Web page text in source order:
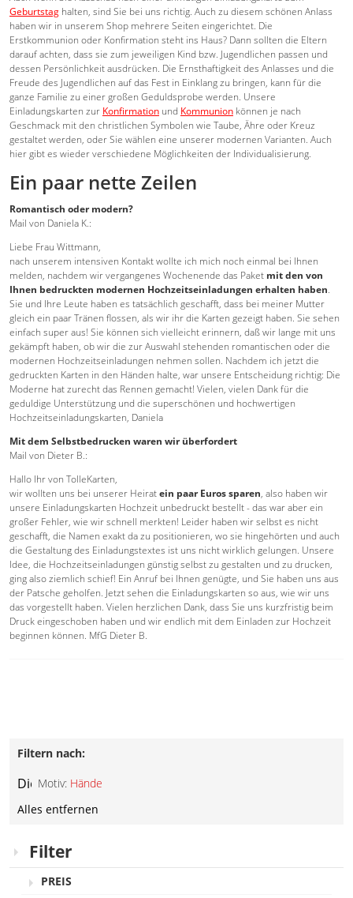
Geburtstag halten, sind Sie bei uns richtig. Auch zu diesem schönen Anlass
haben wir in unserem Shop mehrere Seiten eingerichtet. Die
Erstkommunion oder Konfirmation steht ins Haus? Dann sollten die Eltern
darauf achten, dass sie zum jeweiligen Kind bzw. Jugendlichen passen und
dessen Persönlichkeit ausdrücken. Die Ernsthaftigkeit des Anlasses und die
Freude des Jugendlichen auf das Fest in Einklang zu bringen, kann für die
ganze Familie zu einer großen Geduldsprobe werden. Unsere
Einladungskarten zur Konfirmation und Kommunion können je nach
Geschmack mit den christlichen Symbolen wie Taube, Ähre oder Kreuz
gestaltet werden, oder Sie wählen eine unserer modernen Varianten. Auch
hier gibt es wieder verschiedene Möglichkeiten der Individualisierung.
Ein paar nette Zeilen
Romantisch oder modern?
Mail von Daniela K.:
Liebe Frau Wittmann,
nach unserem intensiven Kontakt wollte ich mich noch einmal bei Ihnen
melden, nachdem wir vergangenes Wochenende das Paket mit den von
Ihnen bedruckten modernen Hochzeitseinladungen erhalten haben.
Sie und Ihre Leute haben es tatsächlich geschafft, dass bei meiner Mutter
gleich ein paar Tränen flossen, als wir ihr die Karten gezeigt haben. Sie sehen
einfach super aus! Sie können sich vielleicht erinnern, daß wir lange mit uns
gekämpft haben, ob wir die zur Auswahl stehenden romantischen oder die
modernen Hochzeitseinladungen nehmen sollen. Nachdem ich jetzt die
gedruckten Karten in den Händen halte, war unsere Entscheidung richtig: Die
Moderne hat zurecht das Rennen gemacht! Vielen, vielen Dank für die
geduldige Unterstützung und die superschönen und hochwertigen
Hochzeitseinladungskarten, Daniela
Mit dem Selbstbedrucken waren wir überfordert
Mail von Dieter B.:
Hallo Ihr von TolleKarten,
wir wollten uns bei unserer Heiratein paar Euros sparen, also haben wir
unsere Einladungskarten Hochzeit unbedruckt bestellt - das war aber ein
großer Fehler, wie wir schnell merkten! Leider haben wir selbst es nicht
geschafft, die Namen exakt da zu positionieren, wo sie hingehörten und auch
die Gestaltung des Einladungstextes ist uns nicht wirklich gelungen. Unsere
Idee, die Hochzeitseinladungen günstig selbst zu gestalten und zu drucken,
ging also ziemlich schief! Ein Anruf bei Ihnen genügte, und Sie haben uns aus
der Patsche geholfen. Jetzt sehen die Einladungskarten so aus, wie wir uns
das vorgestellt haben. Vielen herzlichen Dank, dass Sie uns kurzfristig beim
Druck eingeschoben haben und wir endlich mit dem Einladen zur Hochzeit
beginnen können. MfG Dieter B.
Filtern nach:
Motiv: Hände
Diesen
entfernen
Alles entfernen
Filter
PREIS